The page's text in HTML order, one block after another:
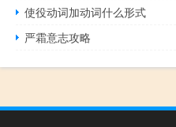
使役动词加动词什么形式
严霜意志攻略